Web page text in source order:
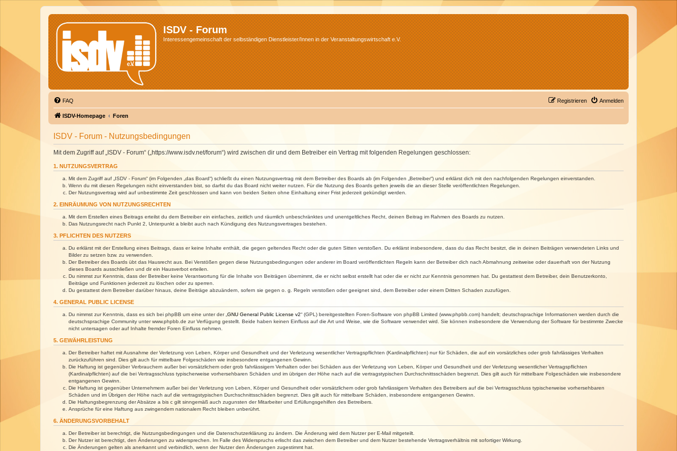
ISDV - Forum
Interessengemeinschaft der selbständigen Dienstleister/Innen in der Veranstaltungswirtschaft e.V.
FAQ Anmelden
Registrieren
ISDV-Homepage Foren
ISDV - Forum - Nutzungsbedingungen
Mit dem Zugriff auf „ISDV - Forum“ („https://www.isdv.net/forum“) wird zwischen dir und dem Betreiber ein Vertrag mit folgenden Regelungen geschlossen:
1. NUTZUNGSVERTRAG
Mit dem Zugriff auf „ISDV - Forum“ (im Folgenden „das Board“) schließt du einen Nutzungsvertrag mit dem Betreiber des Boards ab (im Folgenden „Betreiber“) und erklärst dich mit den nachfolgenden Regelungen einverstanden.
Wenn du mit diesen Regelungen nicht einverstanden bist, so darfst du das Board nicht weiter nutzen. Für die Nutzung des Boards gelten jeweils die an dieser Stelle veröffentlichten Regelungen.
Der Nutzungsvertrag wird auf unbestimmte Zeit geschlossen und kann von beiden Seiten ohne Einhaltung einer Frist jederzeit gekündigt werden.
2. EINRÄUMUNG VON NUTZUNGSRECHTEN
Mit dem Erstellen eines Beitrags erteilst du dem Betreiber ein einfaches, zeitlich und räumlich unbeschränktes und unentgeltliches Recht, deinen Beitrag im Rahmen des Boards zu nutzen.
Das Nutzungsrecht nach Punkt 2, Unterpunkt a bleibt auch nach Kündigung des Nutzungsvertrages bestehen.
3. PFLICHTEN DES NUTZERS
Du erklärst mit der Erstellung eines Beitrags, dass er keine Inhalte enthält, die gegen geltendes Recht oder die guten Sitten verstoßen. Du erklärst insbesondere, dass du das Recht besitzt, die in deinen Beiträgen verwendeten Links und
Bilder zu setzen bzw. zu verwenden.
Der Betreiber des Boards übt das Hausrecht aus. Bei Verstößen gegen diese Nutzungsbedingungen oder anderer im Board veröffentlichten Regeln kann der Betreiber dich nach Abmahnung zeitweise oder dauerhaft von der Nutzung
dieses Boards ausschließen und dir ein Hausverbot erteilen.
Du nimmst zur Kenntnis, dass der Betreiber keine Verantwortung für die Inhalte von Beiträgen übernimmt, die er nicht selbst erstellt hat oder die er nicht zur Kenntnis genommen hat. Du gestattest dem Betreiber, dein Benutzerkonto,
Beiträge und Funktionen jederzeit zu löschen oder zu sperren.
Du gestattest dem Betreiber darüber hinaus, deine Beiträge abzuändern, sofern sie gegen o. g. Regeln verstoßen oder geeignet sind, dem Betreiber oder einem Dritten Schaden zuzufügen.
4. GENERAL PUBLIC LICENSE
Du nimmst zur Kenntnis, dass es sich bei phpBB um eine unter der „ GNU General Public License v2“ (GPL) bereitgestellten Foren-Software von phpBB Limited (www.phpbb.com) handelt; deutschsprachige Informationen werden durch die
deutschsprachige Community unter www.phpbb.de zur Verfügung gestellt. Beide haben keinen Einfluss auf die Art und Weise, wie die Software verwendet wird. Sie können insbesondere die Verwendung der Software für bestimmte Zwecke
nicht untersagen oder auf Inhalte fremder Foren Einfluss nehmen.
5. GEWÄHRLEISTUNG
Der Betreiber haftet mit Ausnahme der Verletzung von Leben, Körper und Gesundheit und der Verletzung wesentlicher Vertragspflichten (Kardinalpflichten) nur für Schäden, die auf ein vorsätzliches oder grob fahrlässiges Verhalten
zurückzuführen sind. Dies gilt auch für mittelbare Folgeschäden wie insbesondere entgangenen Gewinn.
Die Haftung ist gegenüber Verbrauchern außer bei vorsätzlichem oder grob fahrlässigem Verhalten oder bei Schäden aus der Verletzung von Leben, Körper und Gesundheit und der Verletzung wesentlicher Vertragspflichten
(Kardinalpflichten) auf die bei Vertragsschluss typischerweise vorhersehbaren Schäden und im übrigen der Höhe nach auf die vertragstypischen Durchschnittsschäden begrenzt. Dies gilt auch für mittelbare Folgeschäden wie insbesondere
entgangenen Gewinn.
Die Haftung ist gegenüber Unternehmern außer bei der Verletzung von Leben, Körper und Gesundheit oder vorsätzlichem oder grob fahrlässigem Verhalten des Betreibers auf die bei Vertragsschluss typischerweise vorhersehbaren
Schäden und im Übrigen der Höhe nach auf die vertragstypischen Durchschnittsschäden begrenzt. Dies gilt auch für mittelbare Schäden, insbesondere entgangenen Gewinn.
Die Haftungsbegrenzung der Absätze a bis c gilt sinngemäß auch zugunsten der Mitarbeiter und Erfüllungsgehilfen des Betreibers.
Ansprüche für eine Haftung aus zwingendem nationalem Recht bleiben unberührt.
6. ÄNDERUNGSVORBEHALT
Der Betreiber ist berechtigt, die Nutzungsbedingungen und die Datenschutzerklärung zu ändern. Die Änderung wird dem Nutzer per E-Mail mitgeteilt.
Der Nutzer ist berechtigt, den Änderungen zu widersprechen. Im Falle des Widerspruchs erlischt das zwischen dem Betreiber und dem Nutzer bestehende Vertragsverhältnis mit sofortiger Wirkung.
Die Änderungen gelten als anerkannt und verbindlich, wenn der Nutzer den Änderungen zugestimmt hat.